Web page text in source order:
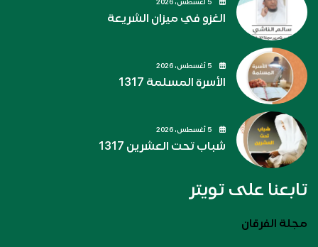
الغزو في ميزان الشريعة
الأسرة المسلمة 1317
شباب تحت العشرين 1317
تابعنا على تويتر
مجلة الفرقان